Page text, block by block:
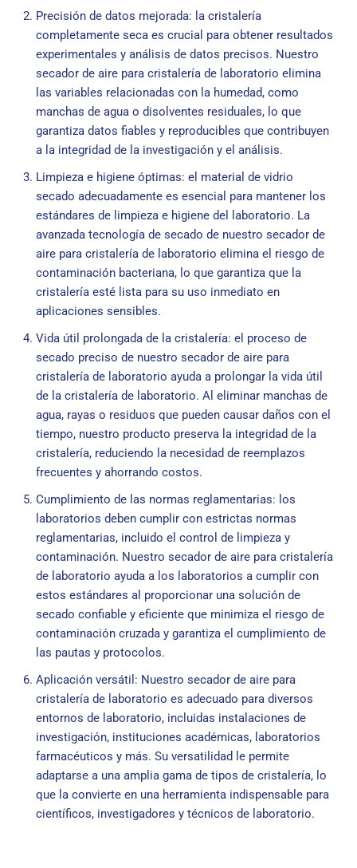
Precisión de datos mejorada: la cristalería
completamente seca es crucial para obtener resultados
experimentales y análisis de datos precisos. Nuestro
secador de aire para cristalería de laboratorio elimina
las variables relacionadas con la humedad, como
manchas de agua o disolventes residuales, lo que
garantiza datos fiables y reproducibles que contribuyen
a la integridad de la investigación y el análisis.
Limpieza e higiene óptimas: el material de vidrio
secado adecuadamente es esencial para mantener los
estándares de limpieza e higiene del laboratorio. La
avanzada tecnología de secado de nuestro secador de
aire para cristalería de laboratorio elimina el riesgo de
contaminación bacteriana, lo que garantiza que la
cristalería esté lista para su uso inmediato en
aplicaciones sensibles.
Vida útil prolongada de la cristalería: el proceso de
secado preciso de nuestro secador de aire para
cristalería de laboratorio ayuda a prolongar la vida útil
de la cristalería de laboratorio. Al eliminar manchas de
agua, rayas o residuos que pueden causar daños con el
tiempo, nuestro producto preserva la integridad de la
cristalería, reduciendo la necesidad de reemplazos
frecuentes y ahorrando costos.
Cumplimiento de las normas reglamentarias: los
laboratorios deben cumplir con estrictas normas
reglamentarias, incluido el control de limpieza y
contaminación. Nuestro secador de aire para cristalería
de laboratorio ayuda a los laboratorios a cumplir con
estos estándares al proporcionar una solución de
secado confiable y eficiente que minimiza el riesgo de
contaminación cruzada y garantiza el cumplimiento de
las pautas y protocolos.
Aplicación versátil: Nuestro secador de aire para
cristalería de laboratorio es adecuado para diversos
entornos de laboratorio, incluidas instalaciones de
investigación, instituciones académicas, laboratorios
farmacéuticos y más. Su versatilidad le permite
adaptarse a una amplia gama de tipos de cristalería, lo
que la convierte en una herramienta indispensable para
científicos, investigadores y técnicos de laboratorio.